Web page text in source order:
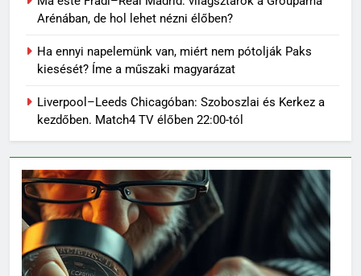
Arénában, de hol lehet nézni élőben?
Ha ennyi napelemünk van, miért nem pótolják Paks
kiesését? Íme a műszaki magyarázat
Liverpool–Leeds Chicagóban: Szoboszlai és Kerkez a
kezdőben. Match4 TV élőben 22:00-tól
64
Topi Rönni a Ferencvárosban –